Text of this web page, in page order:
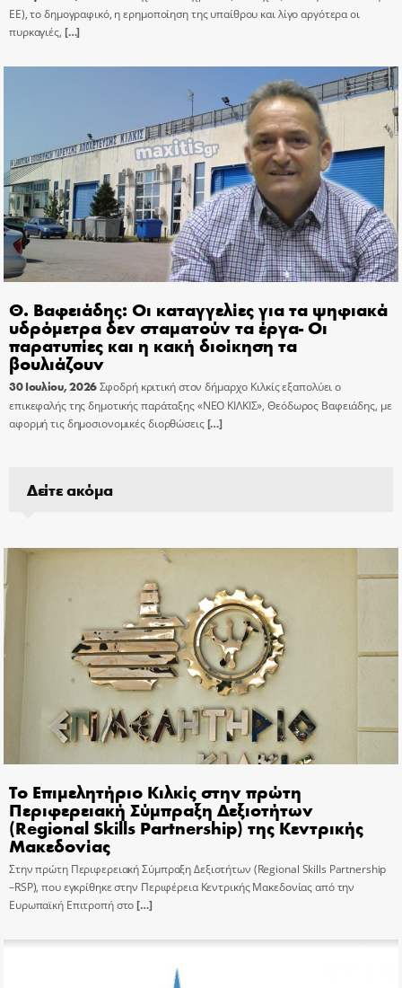
ΕΕ), το δημογραφικό, η ερημοποίηση της υπαίθρου και λίγο αργότερα οι
πυρκαγιές, […]
Θ. Βαφειάδης: Οι καταγγελίες για τα ψηφιακά
υδρόμετρα δεν σταματούν τα έργα- Οι
παρατυπίες και η κακή διοίκηση τα
βουλιάζουν
30 Ιουλίου, 2026Σφοδρή κριτική στον δήμαρχο Κιλκίς εξαπολύει ο
επικεφαλής της δημοτικής παράταξης «ΝΕΟ ΚΙΛΚΙΣ», Θεόδωρος Βαφειάδης, με
αφορμή τις δημοσιονομικές διορθώσεις[…]
Δείτε ακόμα
Το Επιμελητήριο Κιλκίς στην πρώτη
Περιφερειακή Σύμπραξη Δεξιοτήτων
(Regional Skills Partnership) της Κεντρικής
Μακεδονίας
Στην πρώτη Περιφερειακή Σύμπραξη Δεξιοτήτων (Regional Skills Partnership
–RSP), που εγκρίθηκε στην Περιφέρεια Κεντρικής Μακεδονίας από την
Ευρωπαϊκή Επιτροπή στο[…]